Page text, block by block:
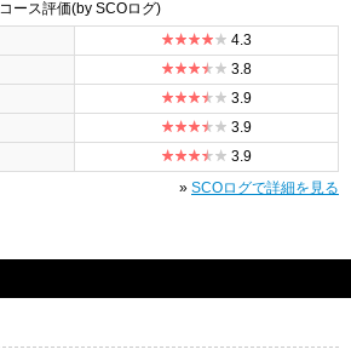
コース評価(by SCOログ)
4.3
3.8
3.9
3.9
3.9
» SCOログで詳細を見る